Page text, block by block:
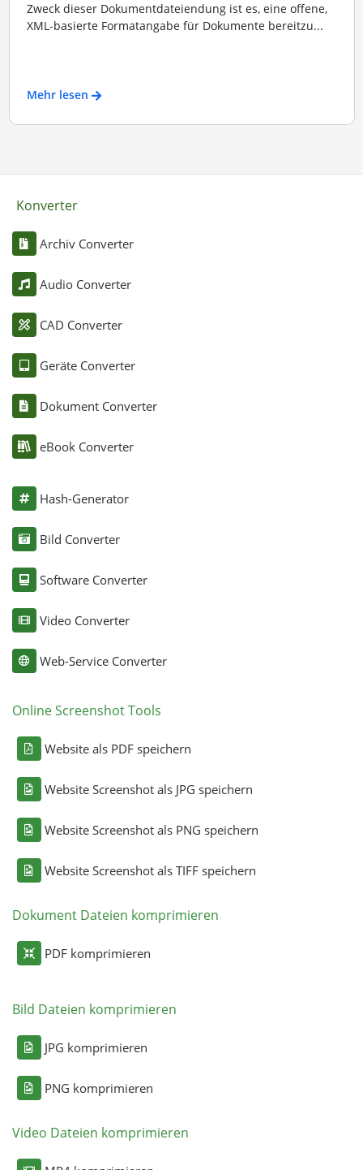
Zweck dieser Dokumentdateiendung ist es, eine offene,
XML-basierte Formatangabe für Dokumente bereitzu...
Mehr lesen
Konverter
Archiv Converter
Audio Converter
CAD Converter
Geräte Converter
Dokument Converter
eBook Converter
Hash-Generator
Bild Converter
Software Converter
Video Converter
Web-Service Converter
Online Screenshot Tools
Website als PDF speichern
Website Screenshot als JPG speichern
Website Screenshot als PNG speichern
Website Screenshot als TIFF speichern
Dokument Dateien komprimieren
PDF komprimieren
Bild Dateien komprimieren
JPG komprimieren
PNG komprimieren
Video Dateien komprimieren